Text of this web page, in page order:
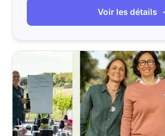
Voir les détails